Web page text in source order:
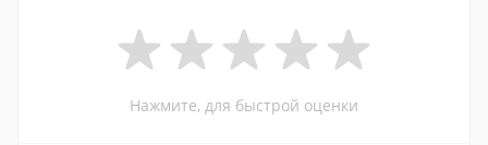
Нажмите, для быстрой оценки